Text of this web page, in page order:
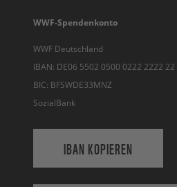
WWF-Spendenkonto
WWF Deutschland
IBAN: DE06 5502 0500 0222 2222 22
BIC: BFSWDE33MNZ
SozialBank
IBAN KOPIEREN